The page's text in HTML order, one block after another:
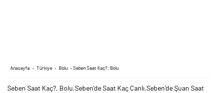
Anasayfa › Türkiye › Bolu › Seben Saat Kaç?, Bolu
Seben Saat Kaç?, Bolu,Seben'de Saat Kaç Canlı,Seben'de Şuan Saat